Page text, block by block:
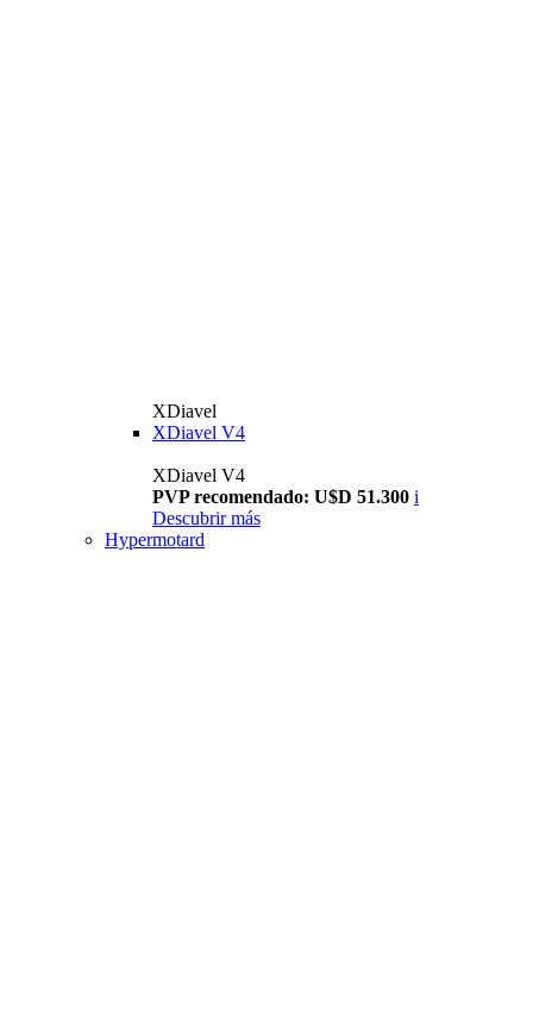
XDiavel
XDiavel V4
XDiavel V4
PVP recomendado: U$D 51.300 i
Descubrir más
Hypermotard